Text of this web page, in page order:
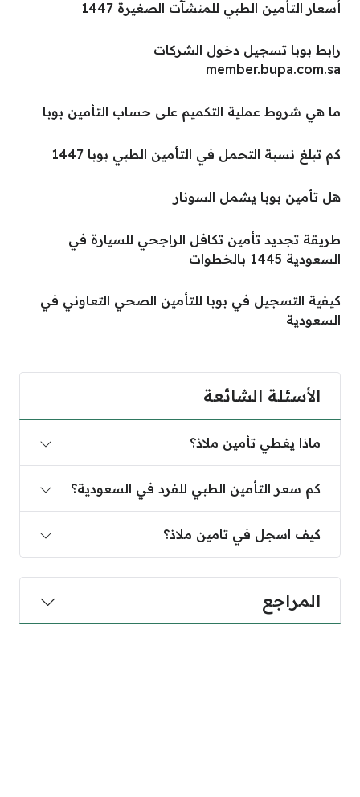
أسعار التأمين الطبي للمنشآت الصغيرة 1447
رابط بوبا تسجيل دخول الشركات
member.bupa.com.sa
ما هي شروط عملية التكميم على حساب التأمين بوبا
كم تبلغ نسبة التحمل في التأمين الطبي بوبا 1447
هل تأمين بوبا يشمل السونار
طريقة تجديد تأمين تكافل الراجحي للسيارة في
السعودية 1445 بالخطوات
كيفية التسجيل في بوبا للتأمين الصحي التعاوني في
السعودية
الأسئلة الشائعة
ماذا يغطي تأمين ملاذ؟
كم سعر التأمين الطبي للفرد في السعودية؟
كيف اسجل في تامين ملاذ؟
المراجع